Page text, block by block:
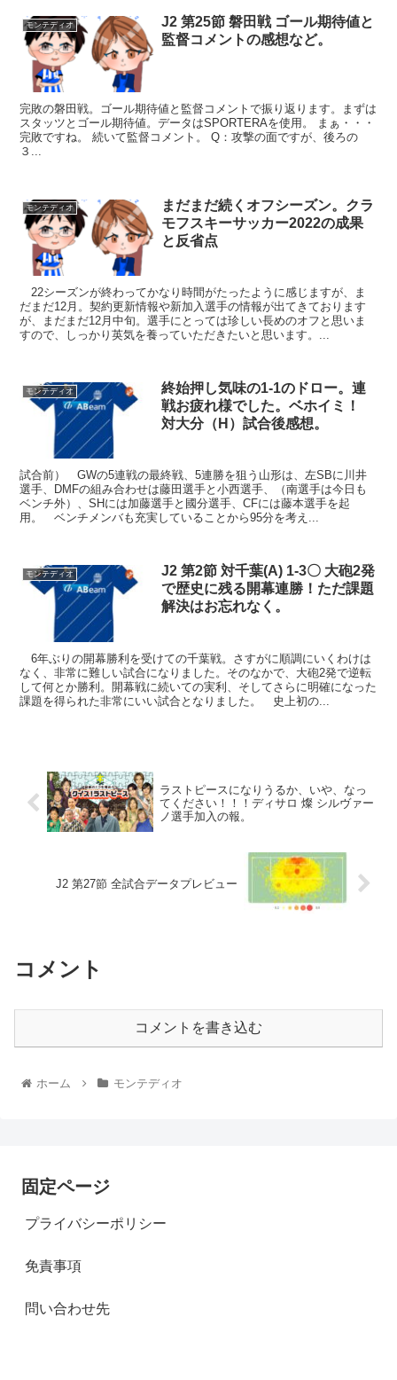
モンテディオ
J2 第25節 磐田戦 ゴール期待値と
監督コメントの感想など。
完敗の磐田戦。ゴール期待値と監督コメントで振り返ります。まずは
スタッツとゴール期待値。データはSPORTERAを使用。 まぁ・・・
完敗ですね。 続いて監督コメント。 Q：攻撃の面ですが、後ろの
３...
モンテディオ
まだまだ続くオフシーズン。クラ
モフスキーサッカー2022の成果
と反省点
22シーズンが終わってかなり時間がたったように感じますが、ま
だまだ12月。契約更新情報や新加入選手の情報が出てきております
が、まだまだ12月中旬。選手にとっては珍しい長めのオフと思いま
すので、しっかり英気を養っていただきたいと思います。...
モンテディオ
終始押し気味の1-1のドロー。連
戦お疲れ様でした。ベホイミ！
対大分（H）試合後感想。
試合前） GWの5連戦の最終戦、5連勝を狙う山形は、左SBに川井
選手、DMFの組み合わせは藤田選手と小西選手、（南選手は今日も
ベンチ外）、SHには加藤選手と國分選手、CFには藤本選手を起
用。 ベンチメンバも充実していることから95分を考え...
モンテディオ
J2 第2節 対千葉(A) 1-3〇 大砲2発
で歴史に残る開幕連勝！ただ課題
解決はお忘れなく。
6年ぶりの開幕勝利を受けての千葉戦。さすがに順調にいくわけは
なく、非常に難しい試合になりました。そのなかで、大砲2発で逆転
して何とか勝利。開幕戦に続いての実利、そしてさらに明確になった
課題を得られた非常にいい試合となりました。 史上初の...
ラストピースになりうるか、いや、なっ
てください！！！ディサロ 燦 シルヴァー
ノ選手加入の報。
J2 第27節 全試合データプレビュー
コメント
コメントを書き込む
ホーム モンテディオ
固定ページ
プライバシーポリシー
免責事項
問い合わせ先